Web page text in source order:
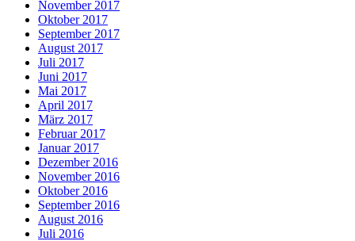
November 2017
Oktober 2017
September 2017
August 2017
Juli 2017
Juni 2017
Mai 2017
April 2017
März 2017
Februar 2017
Januar 2017
Dezember 2016
November 2016
Oktober 2016
September 2016
August 2016
Juli 2016